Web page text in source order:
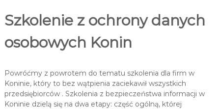
Szkolenie z ochrony danych
osobowych Konin
Powróćmy z powrotem do tematu szkolenia dla firm w
Koninie, który to bez wątpienia zaciekawił wszystkich
przedsiębiorców . Szkolenia z bezpieczeństwa informacji w
Koninie dzielą się na dwa etapy: część ogólną, której